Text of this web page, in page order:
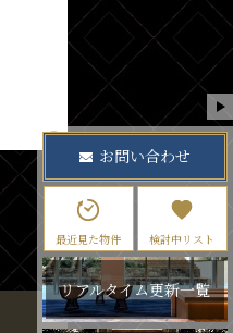
お問い合わせ
最近見た物件 検討中リスト
リアルタイム更新一覧